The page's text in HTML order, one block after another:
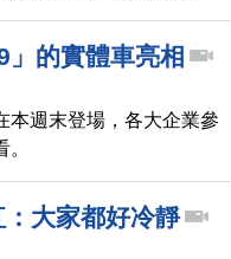
的實體車亮相
本週末登場，各大企業參
大家都好冷靜